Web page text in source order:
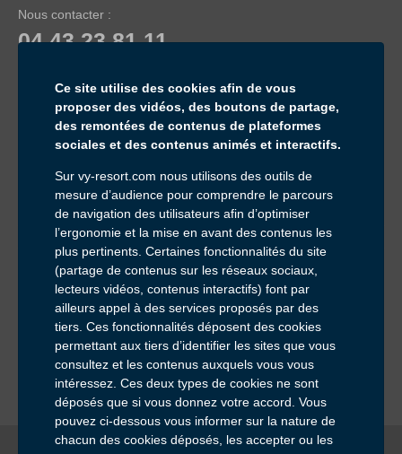
Nous contacter :
04 43 23 81 11
Inscrivez-vous à notre newsletter :
Email *
Pour ne rien manquer de nos offres et actualités
Consultation du site internet et RGPD
Mentions Légales
Ce site utilise des cookies afin de vous
proposer des vidéos, des boutons de partage,
des remontées de contenus de plateformes
sociales et des contenus animés et interactifs.
Sur vy-resort.com nous utilisons des outils de
mesure d’audience pour comprendre le parcours
de navigation des utilisateurs afin d’optimiser
l’ergonomie et la mise en avant des contenus les
plus pertinents. Certaines fonctionnalités du site
(partage de contenus sur les réseaux sociaux,
lecteurs vidéos, contenus interactifs) font par
ailleurs appel à des services proposés par des
tiers. Ces fonctionnalités déposent des cookies
permettant aux tiers d’identifier les sites que vous
consultez et les contenus auxquels vous vous
intéressez. Ces deux types de cookies ne sont
déposés que si vous donnez votre accord. Vous
pouvez ci-dessous vous informer sur la nature de
chacun des cookies déposés, les accepter ou les